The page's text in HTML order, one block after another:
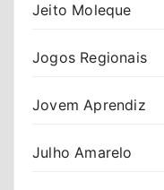
Jeito Moleque
Jogos Regionais
Jovem Aprendiz
Julho Amarelo